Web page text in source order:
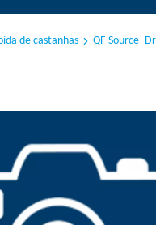
de castanhas QF-